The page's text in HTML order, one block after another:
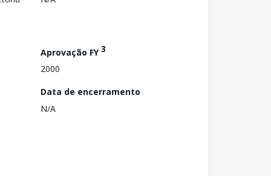
Aprovação FY3
2000
Data de encerramento
N/A